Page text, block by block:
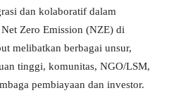
dan kolaboratif dalam
Zero Emission (NZE) di
melibatkan berbagai unsur,
tinggi, komunitas, NGO/LSM,
pembiayaan dan investor.